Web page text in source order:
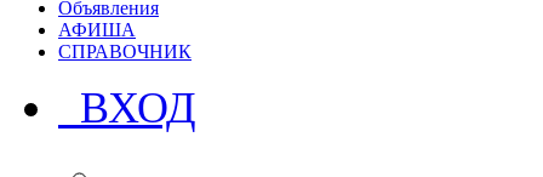
Объявления
АФИША
СПРАВОЧНИК
ВХОД